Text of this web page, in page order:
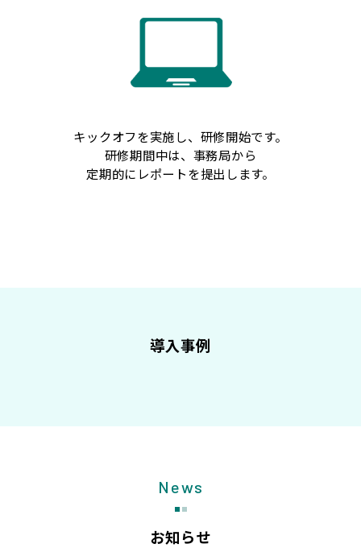
キックオフを実施し、研修開始です。
研修期間中は、事務局から
定期的にレポートを提出します。
導入事例
News
お知らせ